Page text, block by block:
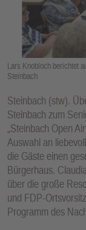
Lars Knobloch berichtet
Steinbach
Steinbach (stw).
Steinbach zum
„Steinbach Open
Auswahl an
die Gäste einen
Bürgerhaus.
über die große
und FDP-
Programm des